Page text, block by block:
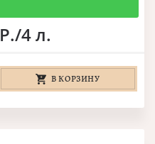
4 л.
В КОРЗИНУ